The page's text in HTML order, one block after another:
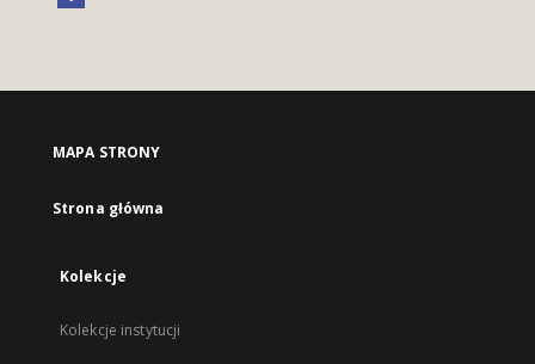
MAPA STRONY
Strona główna
Kolekcje
Kolekcje instytucji